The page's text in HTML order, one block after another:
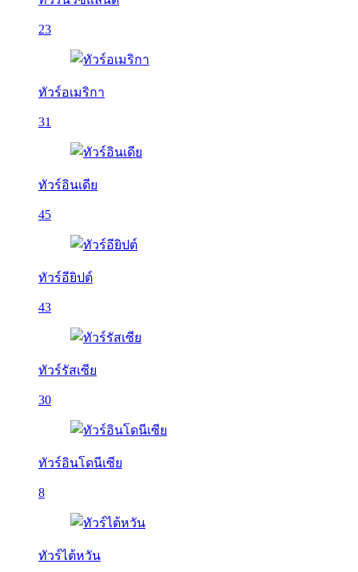
23
ทัวร์อเมริกา
31
ทัวร์อินเดีย
45
ทัวร์อียิปต์
43
ทัวร์รัสเซีย
30
ทัวร์อินโดนีเซีย
8
ทัวร์ไต้หวัน